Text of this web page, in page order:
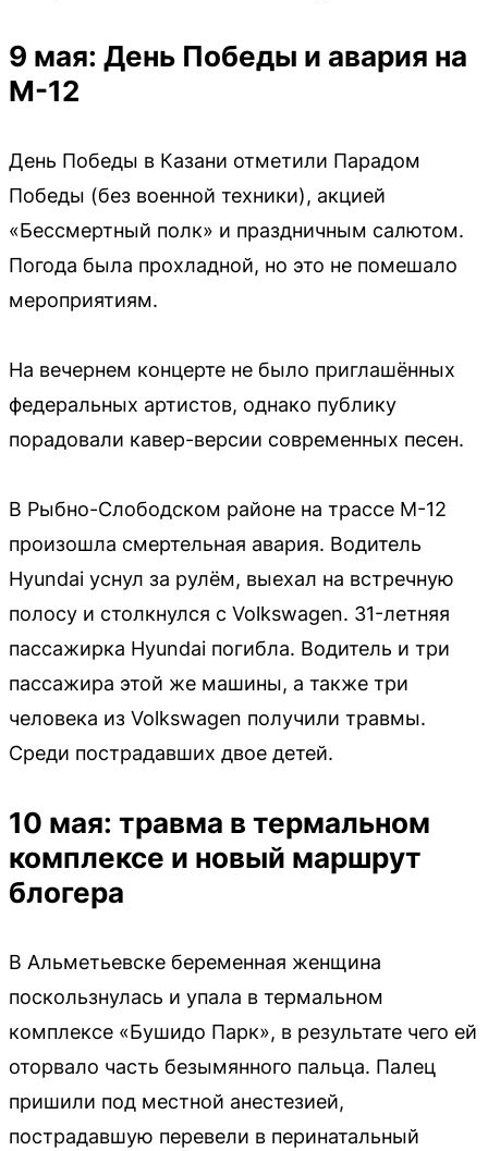
9 мая: День Победы и авария на
М-12
День Победы в Казани отметили Парадом
Победы (без военной техники), акцией
«Бессмертный полк» и праздничным салютом.
Погода была прохладной, но это не помешало
мероприятиям.
На вечернем концерте не было приглашённых
федеральных артистов, однако публику
порадовали кавер-версии современных песен.
В Рыбно-Слободском районе на трассе М-12
произошла смертельная авария. Водитель
Hyundai уснул за рулём, выехал на встречную
полосу и столкнулся с Volkswagen. 31-летняя
пассажирка Hyundai погибла. Водитель и три
пассажира этой же машины, а также три
человека из Volkswagen получили травмы.
Среди пострадавших двое детей.
10 мая: травма в термальном
комплексе и новый маршрут
блогера
В Альметьевске беременная женщина
поскользнулась и упала в термальном
комплексе «Бушидо Парк», в результате чего ей
оторвало часть безымянного пальца. Палец
пришили под местной анестезией,
пострадавшую перевели в перинатальный